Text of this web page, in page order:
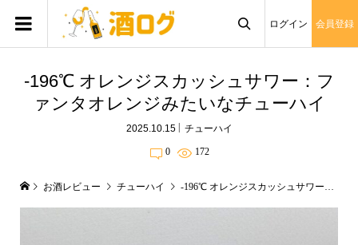
ログイン 会員登録
-196℃ オレンジスカッシュサワー：フ
ァンタオレンジみたいなチューハイ
2025.10.15 チューハイ
0 172
お酒レビュー チューハイ -196℃ オレンジスカッシュサワー：ファンタオレンジみたいなチューハイ